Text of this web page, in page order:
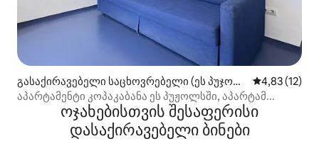
გასაქირავებელი საცხოვრებელი (ეს პუჯოლ
სი)
საშუალო
4,83 (12)
აპარტამენტი კოპაკაბანა ეს პუჟოლსში, აპარტამ...
ოჯახებისთვის შესაფერისი
დასაქირავებელი ბინები